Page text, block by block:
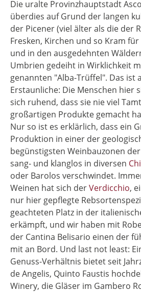
Die uralte Provinzhauptstadt
überdies auf Grund der langen
der Picener (viel älter als die der
Fresken, Kirchen und so Kram
und in den ausgedehnten
Umbrien gedeiht in Wirklichkeit
genannten "Alba-Trüffel". Das ist
Erstaunliche: Die Menschen hier
sich ruhend, dass sie nie viel
großartigen Produkte gemacht
Nur so ist es erklärlich, dass ein
Produktion in einer der
begünstigsten Weinbauzonen
sang- und klanglos in diversen
oder Barolos verschwindet.
Weinen hat sich derVerdicchio,
nur hier gepflegte
geachteten Platz in der
erkämpft, und wir haben mit
der Cantina Belisario einen der
mit an Bord. Und last not least:
Genuss-Verhältnis bietet seit
de Angelis, Quinto Faustis
Winery, die Gläser im Gambero